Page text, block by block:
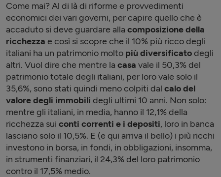
Come mai? Al di là di riforme e provvedimenti
economici dei vari governi, per capire quello che è
accaduto si deve guardare alla composizione della
ricchezza e così si scopre che il 10% più ricco degli
italiani ha un patrimonio molto più diversificatodegli
altri. Vuol dire che mentre la casa vale il 50,3% del
patrimonio totale degli italiani, per loro vale solo il
35,6%, sono stati quindi meno colpiti dal calo del
valore degli immobili degli ultimi 10 anni. Non solo:
mentre gli italiani, in media, hanno il 12,1% della
ricchezza sui conti correnti e i depositi, loro in banca
lasciano solo il 10,5%. E (e qui arriva il bello) i più ricchi
investono in borsa, in fondi, in obbligazioni, insomma,
in strumenti finanziari, il 24,3% del loro patrimonio
contro il 17,5% medio.